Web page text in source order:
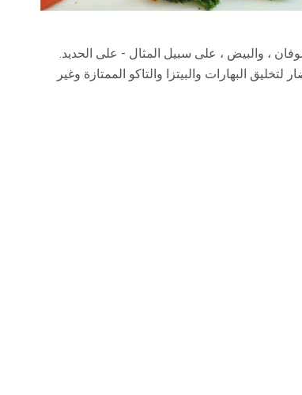
، والبيض ، على سبيل المثال - على الحديد.
البهارات والبيتزا والتاكو الممتازة وغير